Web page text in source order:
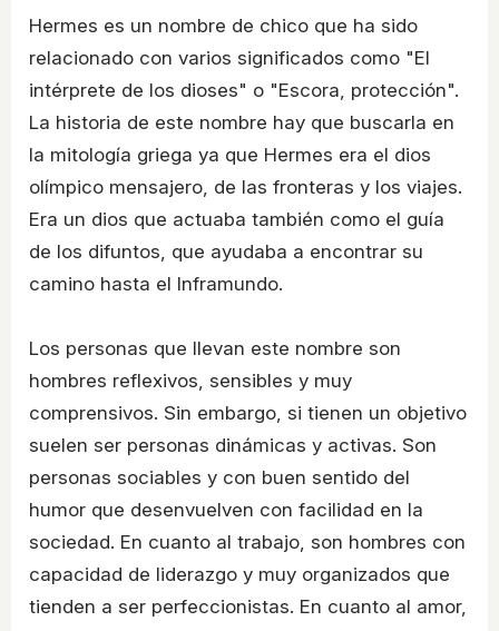
Hermes es un nombre de chico que ha sido
relacionado con varios significados como "El
intérprete de los dioses" o "Escora, protección".
La historia de este nombre hay que buscarla en
la mitología griega ya que Hermes era el dios
olímpico mensajero, de las fronteras y los viajes.
Era un dios que actuaba también como el guía
de los difuntos, que ayudaba a encontrar su
camino hasta el Inframundo.
Los personas que llevan este nombre son
hombres reflexivos, sensibles y muy
comprensivos. Sin embargo, si tienen un objetivo
suelen ser personas dinámicas y activas. Son
personas sociables y con buen sentido del
humor que desenvuelven con facilidad en la
sociedad. En cuanto al trabajo, son hombres con
capacidad de liderazgo y muy organizados que
tienden a ser perfeccionistas. En cuanto al amor,